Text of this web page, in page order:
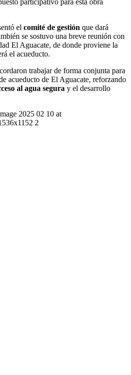
participativo para esta obra
el comité de gestión que dará
se sostuvo una breve reunión con
El Aguacate, de donde proviene la
el acueducto.
trabajar de forma conjunta para
acueducto de El Aguacate, reforzando
al agua segura y el desarrollo